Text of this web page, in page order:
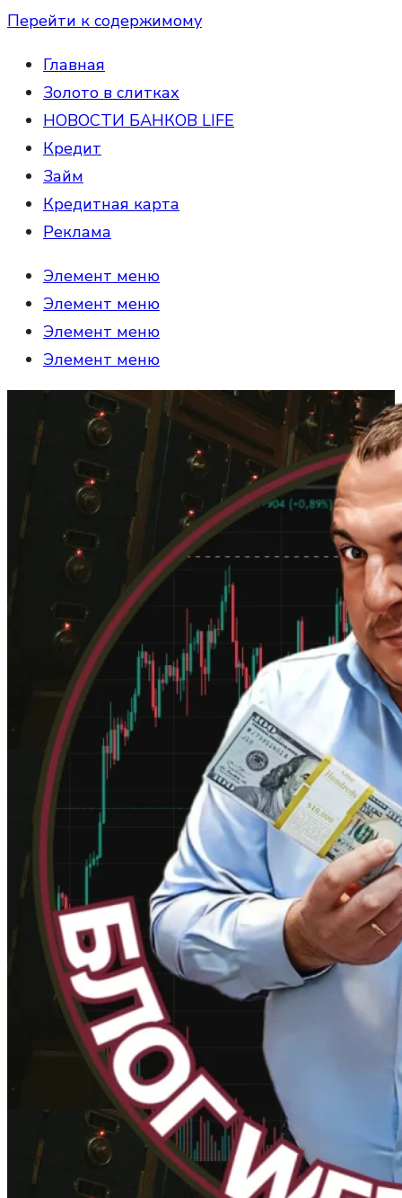
Перейти к содержимому
Главная
Золото в слитках
НОВОСТИ БАНКОВ LIFE
Кредит
Займ
Кредитная карта
Реклама
Элемент меню
Элемент меню
Элемент меню
Элемент меню